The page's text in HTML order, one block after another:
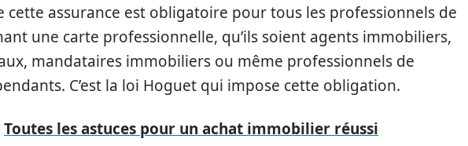
cette assurance est obligatoire pour tous les professionnels de
une carte professionnelle, qu’ils soient agents immobiliers,
mandataires immobiliers ou même professionnels de
C’est la loi Hoguet qui impose cette obligation.
Toutes les astuces pour un achat immobilier réussi